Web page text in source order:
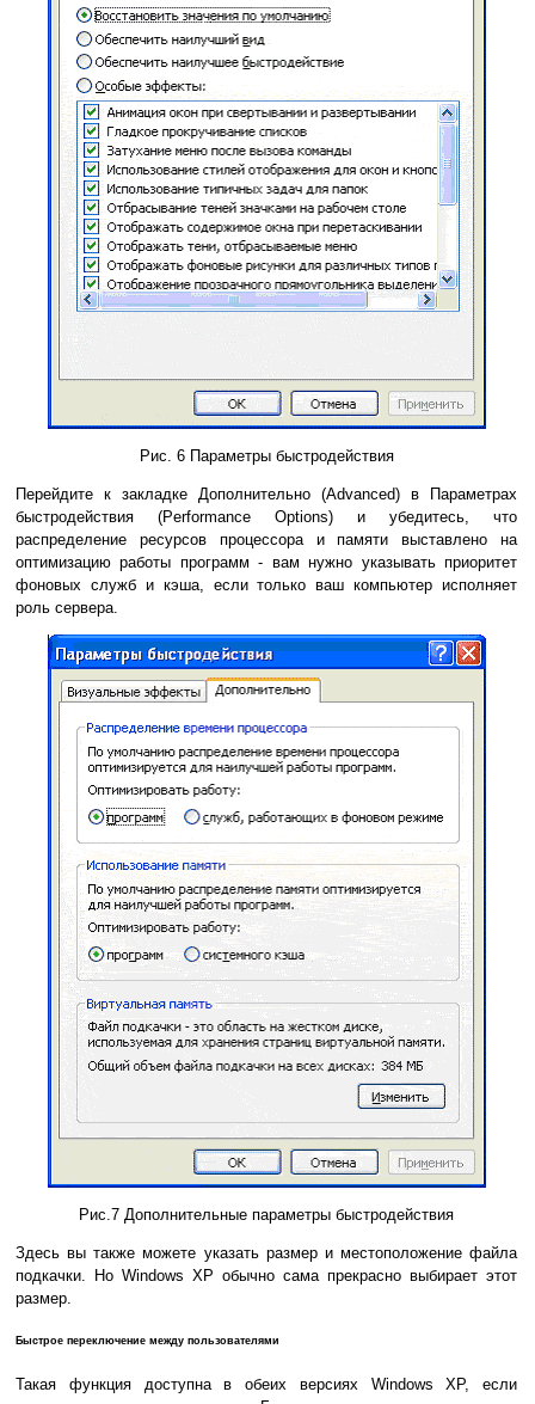
Рис. 6 Параметры быстродействия
Перейдите к закладке Дополнительно (Advanced) в Параметрах
быстродействия (Performance Options) и убедитесь, что
распределение ресурсов процессора и памяти выставлено на
оптимизацию работы программ - вам нужно указывать приоритет
фоновых служб и кэша, если только ваш компьютер исполняет
роль сервера.
Рис.7 Дополнительные параметры быстродействия
Здесь вы также можете указать размер и местоположение файла
подкачки. Но Windows XP обычно сама прекрасно выбирает этот
размер.
Быстрое переключение между пользователями
Такая функция доступна в обеих версиях Windows XP, если